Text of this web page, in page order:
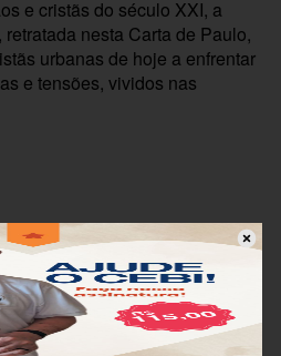
e cristãs do século XXI, a
nesta Carta de Paulo,
urbanas de hoje a enfrentar
e tensões, vividos nas
3